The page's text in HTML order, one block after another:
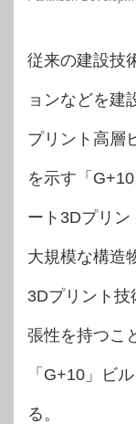
従来の建設技
ョンなどを建
プリント高層
を示す「
ート3Dプリ
大規模な構造
3Dプリント
張性を持つこ
「G+10」ビ
る。